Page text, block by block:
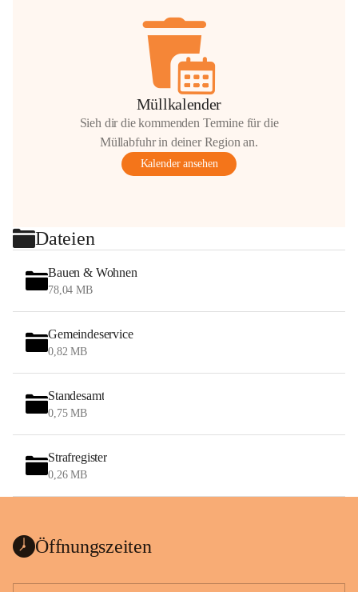
Müllkalender
Sieh dir die kommenden Termine für die
Müllabfuhr in deiner Region an.
Kalender ansehen
Dateien
Bauen & Wohnen
78,04 MB
Gemeindeservice
0,82 MB
Standesamt
0,75 MB
Strafregister
0,26 MB
Öffnungszeiten